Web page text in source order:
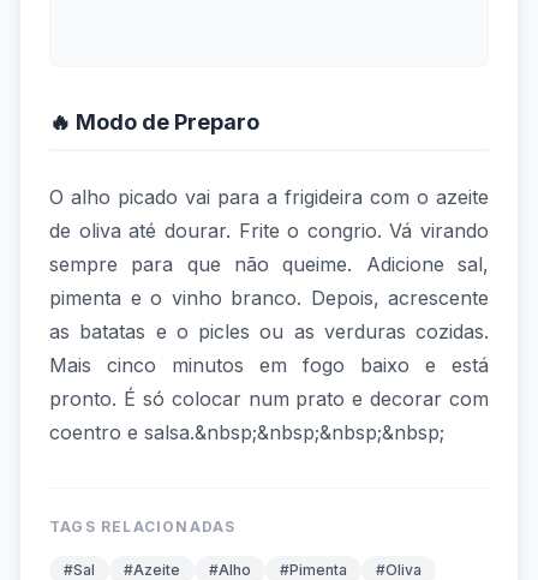
🔥 Modo de Preparo
O alho picado vai para a frigideira com o azeite
de oliva até dourar. Frite o congrio. Vá virando
sempre para que não queime. Adicione sal,
pimenta e o vinho branco. Depois, acrescente
as batatas e o picles ou as verduras cozidas.
Mais cinco minutos em fogo baixo e está
pronto. É só colocar num prato e decorar com
coentro e salsa.&nbsp;&nbsp;&nbsp;&nbsp;
TAGS RELACIONADAS
#Sal #Azeite #Alho #Pimenta
#Oliva